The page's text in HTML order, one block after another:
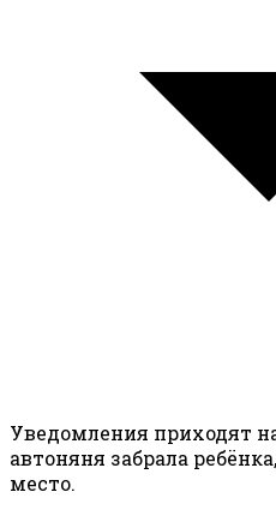
Уведомления приходят
автоняня забрала
место.